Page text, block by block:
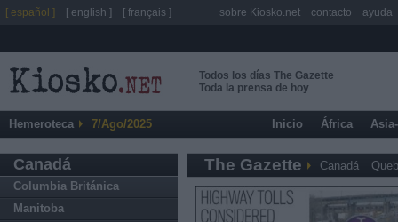
Todos los días The Gazette
Toda la prensa de hoy
Hemeroteca 7/Ago/2025 Inicio África
Canadá
Columbia Británica
Manitoba
The Gazette Canadá
[ español ] [ english ] [ français ] sobre Kiosko.net contacto ayuda